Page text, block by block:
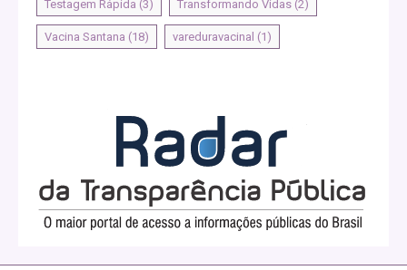
Testagem Rápida (3) Transformando Vidas (2)
Vacina Santana (18) vareduravacinal (1)